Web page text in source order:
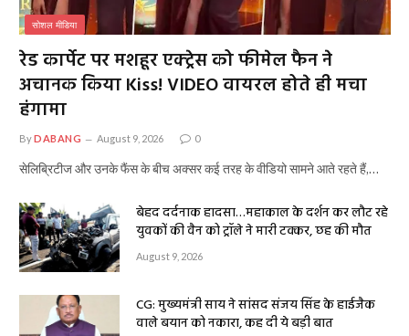
सोशल मीडिया
रेड कार्पेट पर मशहूर एक्ट्रेस को फीमेल फैन ने
अचानक किया Kiss! VIDEO वायरल होते ही मचा
हंगामा
ByDABANG August 9, 2026 0
सेलिब्रिटीज और उनके फैंस के बीच अक्सर कई तरह के वीडियो सामने आते रहते हैं,…
बेहद दर्दनाक हादसा…महाकाल के दर्शन कर लौट रहे
युवकों की वैन को ट्रॉले ने मारी टक्कर, छह की मौत
August 9, 2026
CG: मुख्यमंत्री साय ने सांसद संजय सिंह के हाईजैक
वाले बयान को नकारा, कह दी ये बड़ी बात